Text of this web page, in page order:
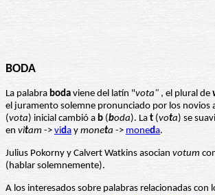
BODA
La palabra boda viene del latín "vota" , el plural de
el juramento solemne pronunciado por los novios
(vota) inicial cambió a b (boda). La t (vota) se
en vitam -> vida y moneta -> moneda.
Julius Pokorny y Calvert Watkins asocian votum
(hablar solemnemente).
A los interesados sobre palabras relacionadas con